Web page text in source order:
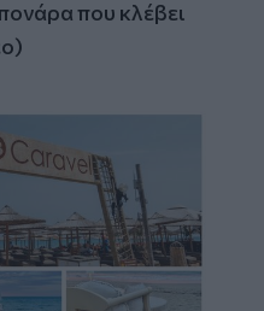
που κλέβει